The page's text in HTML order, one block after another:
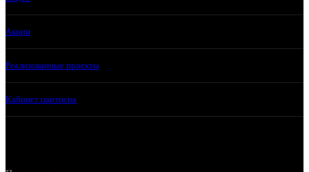
Акции
Реализованные проекты
Кабинет партнера